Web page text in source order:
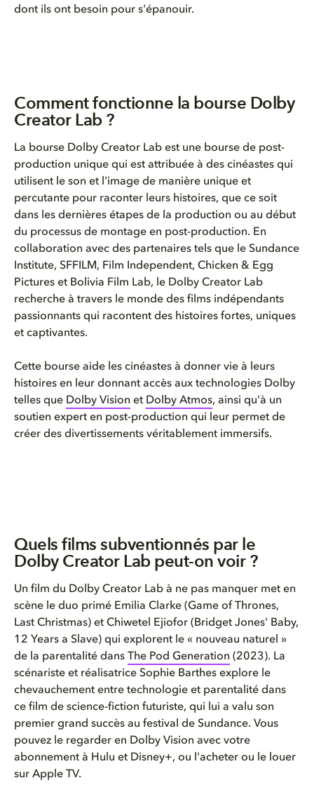
dont ils ont besoin pour s'épanouir.
Comment fonctionne la bourse Dolby
Creator Lab ?
La bourse Dolby Creator Lab est une bourse de post-
production unique qui est attribuée à des cinéastes qui
utilisent le son et l'image de manière unique et
percutante pour raconter leurs histoires, que ce soit
dans les dernières étapes de la production ou au début
du processus de montage en post-production. En
collaboration avec des partenaires tels que le Sundance
Institute, SFFILM, Film Independent, Chicken & Egg
Pictures et Bolivia Film Lab, le Dolby Creator Lab
recherche à travers le monde des films indépendants
passionnants qui racontent des histoires fortes, uniques
et captivantes.
Cette bourse aide les cinéastes à donner vie à leurs
histoires en leur donnant accès aux technologies Dolby
telles que Dolby Vision et Dolby Atmos, ainsi qu'à un
soutien expert en post-production qui leur permet de
créer des divertissements véritablement immersifs.
Quels films subventionnés par le
Dolby Creator Lab peut-on voir ?
Un film du Dolby Creator Lab à ne pas manquer met en
scène le duo primé Emilia Clarke (Game of Thrones,
Last Christmas) et Chiwetel Ejiofor (Bridget Jones' Baby,
12 Years a Slave) qui explorent le « nouveau naturel »
de la parentalité dans The Pod Generation (2023). La
scénariste et réalisatrice Sophie Barthes explore le
chevauchement entre technologie et parentalité dans
ce film de science-fiction futuriste, qui lui a valu son
premier grand succès au festival de Sundance. Vous
pouvez le regarder en Dolby Vision avec votre
abonnement à Hulu et Disney+, ou l'acheter ou le louer
sur Apple TV.